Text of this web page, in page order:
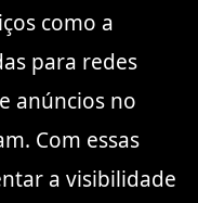
como a
para redes
anúncios no
Com essas
a visibilidade